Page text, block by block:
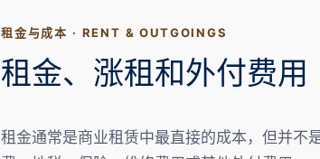
租金与成本 · RENT & OUTGOINGS
租金、涨租和外付费用
租金通常是商业租赁中最直接的成本，但并不